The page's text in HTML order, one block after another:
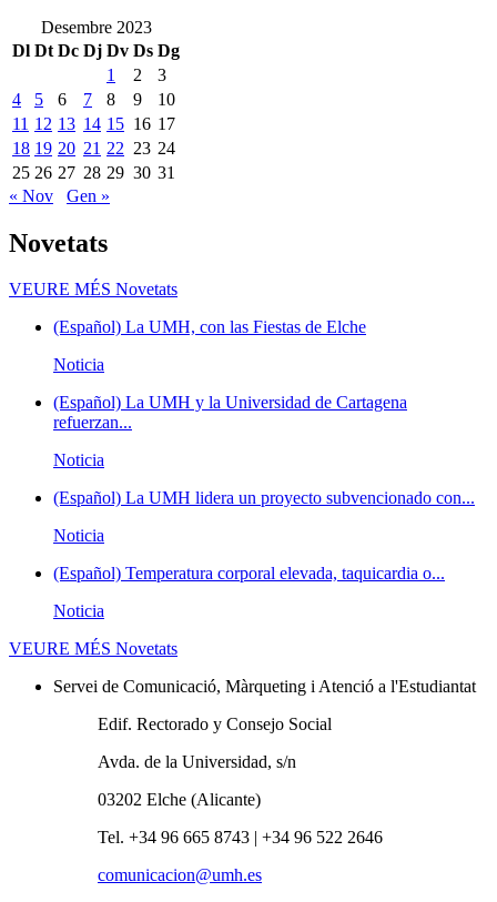
Desembre 2023
Dl Dt Dc Dj Dv Ds Dg
1
2
3
4
5 6 7 8 9
10
11 12 13 14 15 16 17
18 19 20 21 22 23 24
25 26 27 28 29 30 31
« Nov
Gen »
Novetats
VEURE MÉS Novetats
(Español) La UMH, con las Fiestas de Elche
Noticia
(Español) La UMH y la Universidad de Cartagena
refuerzan...
Noticia
(Español) La UMH lidera un proyecto subvencionado con...
Noticia
(Español) Temperatura corporal elevada, taquicardia o...
Noticia
VEURE MÉS Novetats
Servei de Comunicació, Màrqueting i Atenció a l'Estudiantat
Edif. Rectorado y Consejo Social
Avda. de la Universidad, s/n
03202 Elche (Alicante)
Tel. +34 96 665 8743 | +34 96 522 2646
comunicacion@umh.es